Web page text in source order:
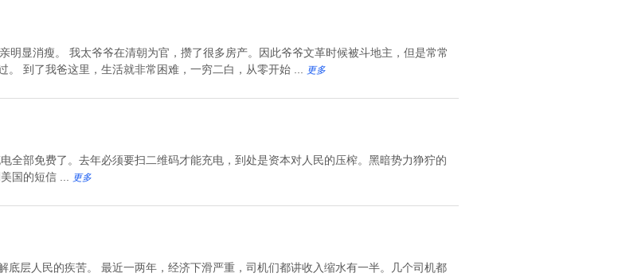
明显消瘦。 我太爷爷在清朝为官，攒了很多房产。因此爷爷文革时候被斗地主，但是常常
到了我爸这里，生活就非常困难，一穷二白，从零开始 ...
更多
全部免费了。去年必须要扫二维码才能充电，到处是资本对人民的压榨。黑暗势力狰狞的
国的短信 ...
更多
层人民的疾苦。 最近一两年，经济下滑严重，司机们都讲收入缩水有一半。几个司机都